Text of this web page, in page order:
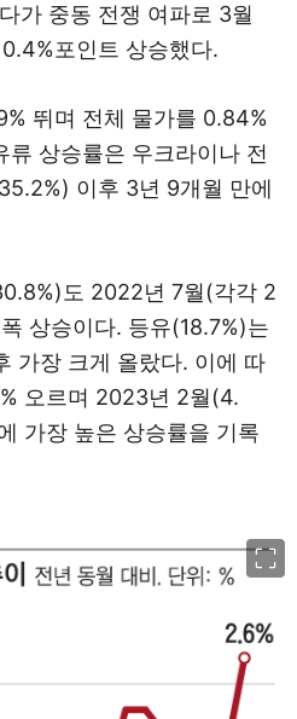
가 중동 전쟁 여파로 3월
포인트 상승했다.
뛰며 전체 물가를 0.84%
류 상승률은 우크라이나 전
이후 3년 9개월 만에
도 2022년 7월(각각 2
상승이다. 등유(18.7%)는
가장 크게 올랐다. 이에 따
오르며 2023년 2월(4.
가장 높은 상승률을 기록